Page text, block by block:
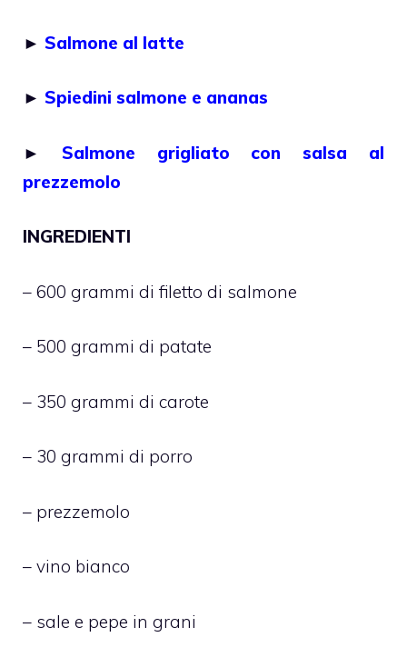
► Salmone al latte
► Spiedini salmone e ananas
► Salmone grigliato con salsa al
prezzemolo
INGREDIENTI
– 600 grammi di filetto di salmone
– 500 grammi di patate
– 350 grammi di carote
– 30 grammi di porro
– prezzemolo
– vino bianco
– sale e pepe in grani